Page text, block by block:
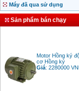
Máy đã qua sử dụng
Sản phẩm bán chạy
cơ Hồng ký
Giá :2280000